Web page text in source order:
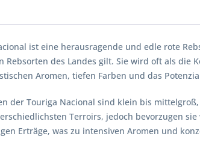
ist eine herausragende und edle rote
Rebsorten des Landes gilt. Sie wird oft als
Aromen, tiefen Farben und das
der Touriga Nacional sind klein bis
Terroirs, jedoch bevorzugen
Erträge, was zu intensiven Aromen und